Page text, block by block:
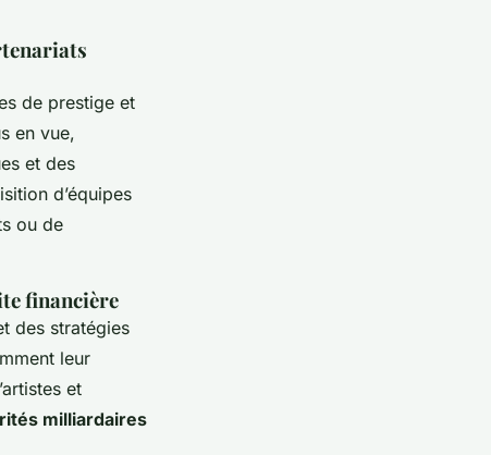
de prestige et
en vue,
et des
d’équipes
ou de
financière
des stratégies
leur
et
milliardaires